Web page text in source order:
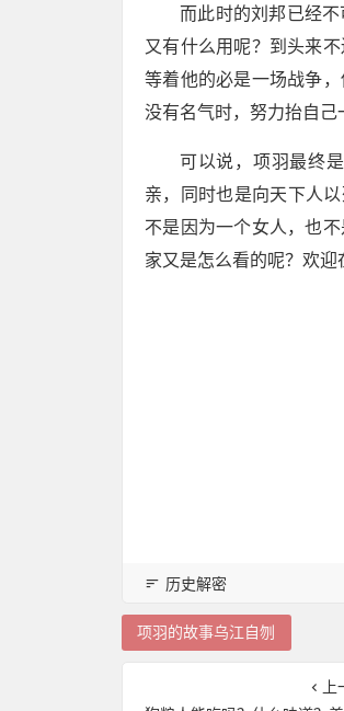
而此时的刘邦已经
又有什么用呢？到头来
等着他的必是一场战争
没有名气时，努力抬自己
可以说，项羽最终
亲，同时也是向天下人
不是因为一个女人，也
家又是怎么看的呢？欢迎
历史解密
项羽的故事乌江自刎